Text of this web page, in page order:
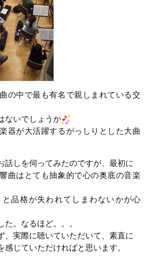
の中で最も有名で親しまれている交
ないでしょうか
器が大活躍するがっしりとした大曲
話しを伺ってみたのですが、最初に
曲はとても抽象的で心の奥底の音楽
品格が失われてしまわないかが心
た。なるほど。。。
、実際に聴いていただいて、素直に
感じていただければと思います。